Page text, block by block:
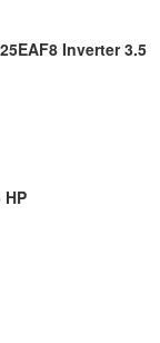
Inverter 3.5
HP